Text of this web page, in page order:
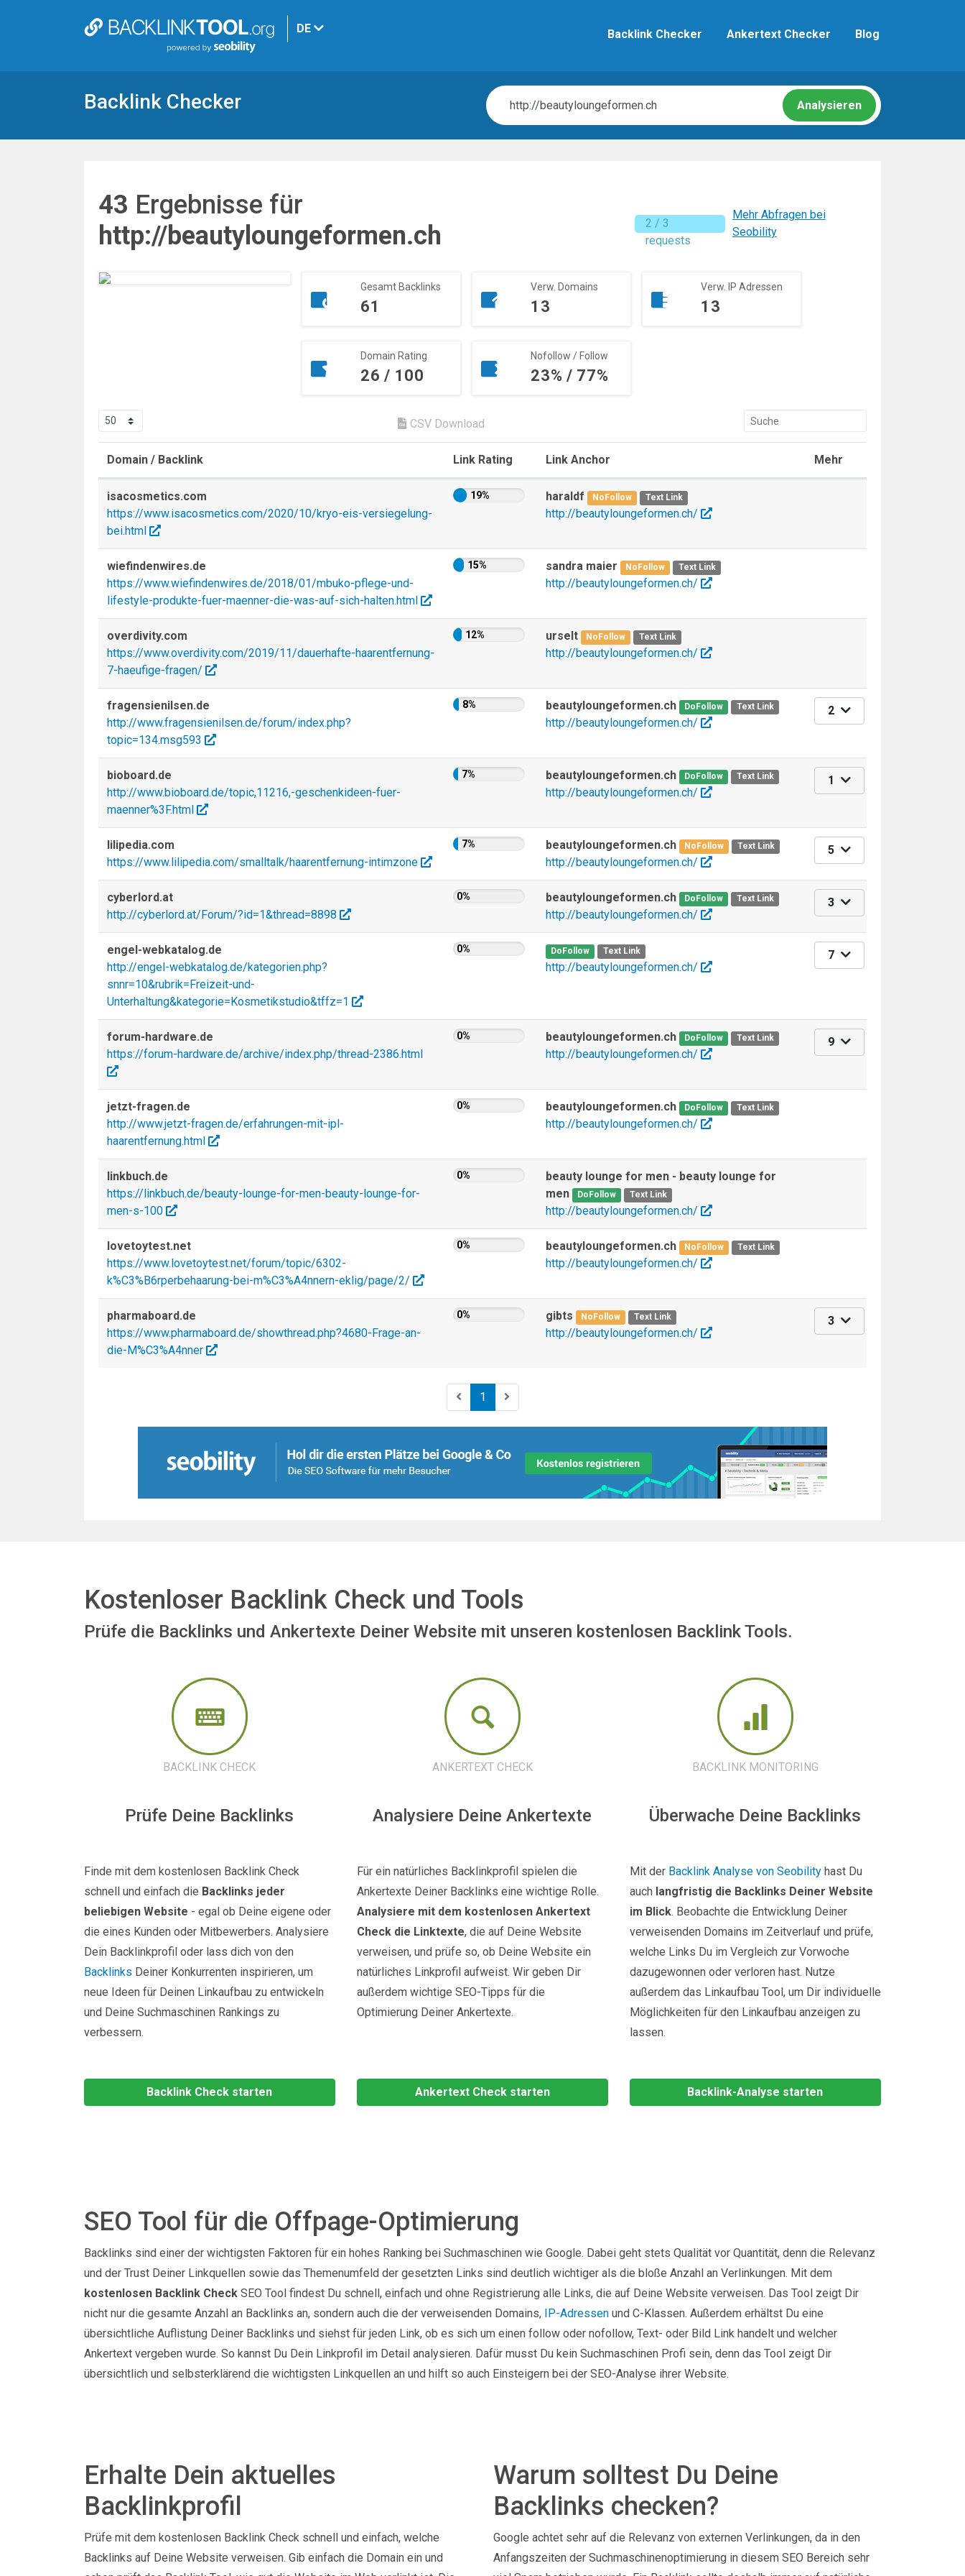
DE Main navigation
Backlink Checker Ankertext Checker Blog
Backlink Checker Analysieren
43 Ergebnisse für
http://beautyloungeformen.ch
2 / 3
requests
Mehr Abfragen bei
Seobility
Gesamt Backlinks
61
Verw. Domains
13
Verw. IP Adressen
13
Domain Rating
26 / 100
Nofollow / Follow
23% / 77%
CSV Download
Domain / Backlink Link Rating Link Anchor Mehr
isacosmetics.com
https://www.isacosmetics.com/2020/10/kryo-eis-versiegelung-
bei.html
19% haraldf NoFollow Text Link
http://beautyloungeformen.ch/
wiefindenwires.de
https://www.wiefindenwires.de/2018/01/mbuko-pflege-und-
lifestyle-produkte-fuer-maenner-die-was-auf-sich-halten.html
15% sandra maier NoFollow Text Link
http://beautyloungeformen.ch/
overdivity.com
https://www.overdivity.com/2019/11/dauerhafte-haarentfernung-
7-haeufige-fragen/
12% urselt NoFollow Text Link
http://beautyloungeformen.ch/
fragensienilsen.de
http://www.fragensienilsen.de/forum/index.php?
topic=134.msg593
8% beautyloungeformen.ch DoFollow Text Link
http://beautyloungeformen.ch/
2
bioboard.de
http://www.bioboard.de/topic,11216,-geschenkideen-fuer-
maenner%3F.html
7% beautyloungeformen.ch DoFollow Text Link
http://beautyloungeformen.ch/
1
lilipedia.com
https://www.lilipedia.com/smalltalk/haarentfernung-intimzone
7% beautyloungeformen.ch NoFollow Text Link
http://beautyloungeformen.ch/
5
cyberlord.at
http://cyberlord.at/Forum/?id=1&thread=8898
0% beautyloungeformen.ch DoFollow Text Link
http://beautyloungeformen.ch/
3
engel-webkatalog.de
http://engel-webkatalog.de/kategorien.php?
snnr=10&rubrik=Freizeit-und-
Unterhaltung&kategorie=Kosmetikstudio&tffz=1
0% DoFollow Text Link
http://beautyloungeformen.ch/
7
forum-hardware.de
https://forum-hardware.de/archive/index.php/thread-2386.html
0% beautyloungeformen.ch DoFollow Text Link
http://beautyloungeformen.ch/
9
jetzt-fragen.de
http://www.jetzt-fragen.de/erfahrungen-mit-ipl-
haarentfernung.html
0% beautyloungeformen.ch DoFollow Text Link
http://beautyloungeformen.ch/
linkbuch.de
https://linkbuch.de/beauty-lounge-for-men-beauty-lounge-for-
men-s-100
0%
beauty lounge for men - beauty lounge for
men
DoFollow Text Link
http://beautyloungeformen.ch/
lovetoytest.net
https://www.lovetoytest.net/forum/topic/6302-
k%C3%B6rperbehaarung-bei-m%C3%A4nnern-eklig/page/2/
0% beautyloungeformen.ch NoFollow Text Link
http://beautyloungeformen.ch/
pharmaboard.de
https://www.pharmaboard.de/showthread.php?4680-Frage-an-
die-M%C3%A4nner
0% gibts NoFollow Text Link
http://beautyloungeformen.ch/
3
1
Kostenloser Backlink Check und Tools
Prüfe die Backlinks und Ankertexte Deiner Website mit unseren kostenlosen Backlink Tools.
BACKLINK CHECK
Prüfe Deine Backlinks
Finde mit dem kostenlosen Backlink Check
schnell und einfach die Backlinks jeder
beliebigen Website - egal ob Deine eigene oder
die eines Kunden oder Mitbewerbers. Analysiere
Dein Backlinkprofil oder lass dich von den
Backlinks Deiner Konkurrenten inspirieren, um
neue Ideen für Deinen Linkaufbau zu entwickeln
und Deine Suchmaschinen Rankings zu
verbessern.
Backlink Check starten
ANKERTEXT CHECK
Analysiere Deine Ankertexte
Für ein natürliches Backlinkprofil spielen die
Ankertexte Deiner Backlinks eine wichtige Rolle.
Analysiere mit dem kostenlosen Ankertext
Check die Linktexte, die auf Deine Website
verweisen, und prüfe so, ob Deine Website ein
natürliches Linkprofil aufweist. Wir geben Dir
außerdem wichtige SEO-Tipps für die
Optimierung Deiner Ankertexte.
Ankertext Check starten
BACKLINK MONITORING
Überwache Deine Backlinks
Mit der Backlink Analyse von Seobilityhast Du
auch langfristig die Backlinks Deiner Website
im Blick. Beobachte die Entwicklung Deiner
verweisenden Domains im Zeitverlauf und prüfe,
welche Links Du im Vergleich zur Vorwoche
dazugewonnen oder verloren hast. Nutze
außerdem das Linkaufbau Tool, um Dir individuelle
Möglichkeiten für den Linkaufbau anzeigen zu
lassen.
Backlink-Analyse starten
SEO Tool für die Offpage-Optimierung
Backlinks sind einer der wichtigsten Faktoren für ein hohes Ranking bei Suchmaschinen wie Google. Dabei geht stets Qualität vor Quantität, denn die Relevanz
und der Trust Deiner Linkquellen sowie das Themenumfeld der gesetzten Links sind deutlich wichtiger als die bloße Anzahl an Verlinkungen. Mit dem
kostenlosen Backlink Check SEO Tool findest Du schnell, einfach und ohne Registrierung alle Links, die auf Deine Website verweisen. Das Tool zeigt Dir
nicht nur die gesamte Anzahl an Backlinks an, sondern auch die der verweisenden Domains, IP-Adressen und C-Klassen. Außerdem erhältst Du eine
übersichtliche Auflistung Deiner Backlinks und siehst für jeden Link, ob es sich um einen follow oder nofollow, Text- oder Bild Link handelt und welcher
Ankertext vergeben wurde. So kannst Du Dein Linkprofil im Detail analysieren. Dafür musst Du kein Suchmaschinen Profi sein, denn das Tool zeigt Dir
übersichtlich und selbsterklärend die wichtigsten Linkquellen an und hilft so auch Einsteigern bei der SEO-Analyse ihrer Website.
Erhalte Dein aktuelles
Backlinkprofil
Prüfe mit dem kostenlosen Backlink Check schnell und einfach, welche
Backlinks auf Deine Website verweisen. Gib einfach die Domain ein und
Warum solltest Du Deine
Backlinks checken?
Google achtet sehr auf die Relevanz von externen Verlinkungen, da in den
Anfangszeiten der Suchmaschinenoptimierung in diesem SEO Bereich sehr